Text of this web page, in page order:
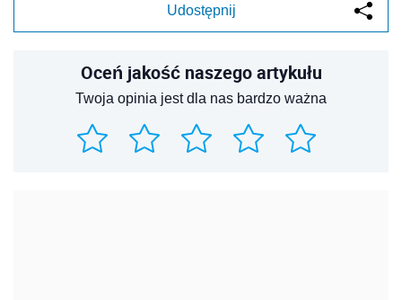
Udostępnij
Oceń jakość naszego artykułu
Twoja opinia jest dla nas bardzo ważna